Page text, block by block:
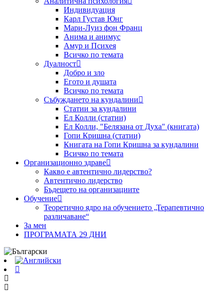
Индивидуация
Карл Густав Юнг
Мари-Луиз фон Франц
Анима и анимус
Амур и Психея
Всичко по темата
Дуалност
Добро и зло
Егото и душата
Всичко по темата
Събуждането на кундалини
Статии за кундалини
Ел Колли (статии)
Ел Колли, "Белязана от Духа" (книгата)
Гопи Кришна (статии)
Книгата на Гопи Кришна за кундалини
Всичко по темата
Организационно здраве
Какво е автентично лидерство?
Автентично лидерство
Бъдещето на организациите
Обучение
Теоретично ядро на обучението „Терапевтично
различаване“
За мен
ПРОГРАМАТА 29 ДНИ